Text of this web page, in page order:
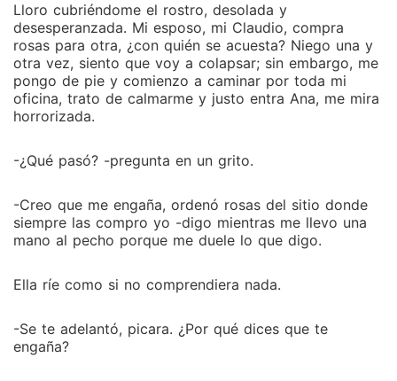
Lloro cubriéndome el rostro, desolada y
desesperanzada. Mi esposo, mi Claudio, compra
rosas para otra, ¿con quién se acuesta? Niego una y
otra vez, siento que voy a colapsar; sin embargo, me
pongo de pie y comienzo a caminar por toda mi
oficina, trato de calmarme y justo entra Ana, me mira
horrorizada.
-¿Qué pasó? -pregunta en un grito.
-Creo que me engaña, ordenó rosas del sitio donde
siempre las compro yo -digo mientras me llevo una
mano al pecho porque me duele lo que digo.
Ella ríe como si no comprendiera nada.
-Se te adelantó, picara. ¿Por qué dices que te
engaña?